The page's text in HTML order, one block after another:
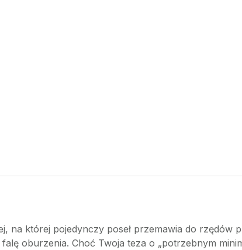
na której pojedynczy poseł przemawia do
oburzenia. Choć Twoja teza o „potrzebnym